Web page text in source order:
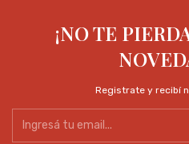
¡NO TE
Registrate y recibí